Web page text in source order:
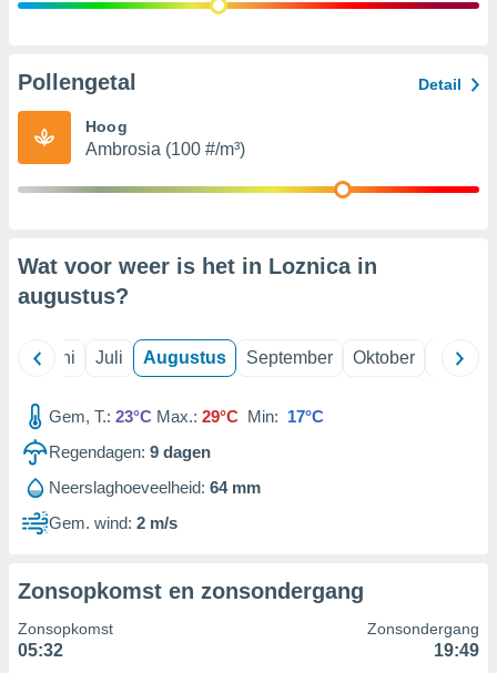
Pollengetal Detail
Hoog
Ambrosia (100 #/m³)
Wat voor weer is het in Loznica in
augustus?
Juni Juli Augustus September Oktober
Gem, T.: 23°C Max.: 29°C Min: 17°C
Regendagen: 9 dagen
Neerslaghoeveelheid: 64 mm
Gem. wind: 2 m/s
Zonsopkomst en zonsondergang
Zonsopkomst
05:32
Zonsondergang
19:49